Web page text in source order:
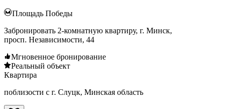
Площадь Победы
Забронировать 2-комнатную квартиру, г. Минск,
просп. Независимости, 44
Мгновенное бронирование
Реальный объект
Квартира
поблизости с г. Слуцк, Минская область